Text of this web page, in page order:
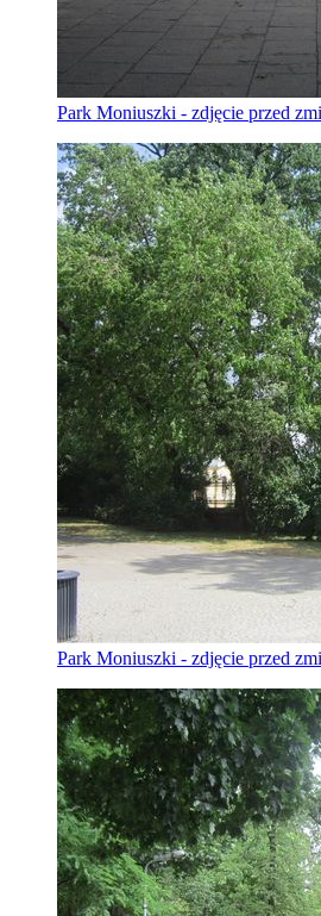
Park Moniuszki - zdjęcie przed
Park Moniuszki - zdjęcie przed